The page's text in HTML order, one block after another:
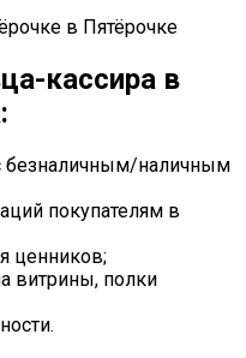
кассира в
безналичным/наличным
покупателям в
ценников;
витрины, полки